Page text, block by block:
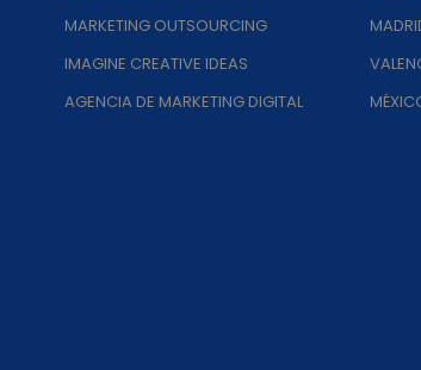
MARKETING OUTSOURCING
IMAGINE CREATIVE IDEAS
AGENCIA DE MARKETING DIGITAL